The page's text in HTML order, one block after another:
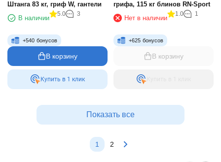
Штанга 83 кг, гриф W, гантели
В наличии
5.0 3
+540 бонусов
В корзину
Купить в 1 клик
грифа, 115 кг блинов RN-Sport
Нет в наличии
1.0 1
+625 бонусов
В корзину
Купить в 1 клик
Показать все
1 2